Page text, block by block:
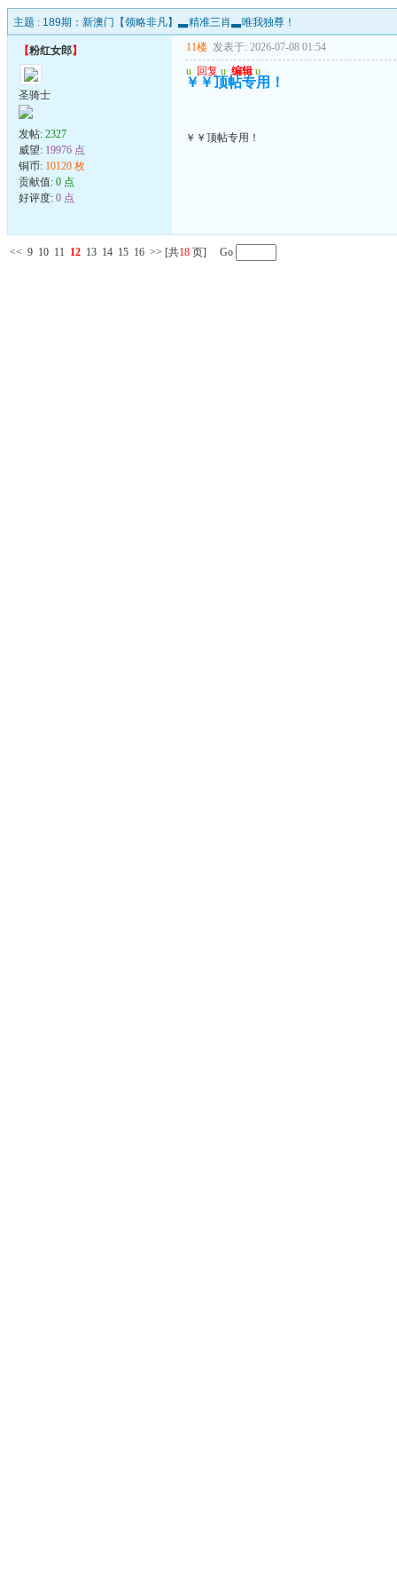
主题 : 189期：新澳门【领略非凡】▃精准三肖▃唯我独尊！
【粉红女郎】
圣骑士
发帖: 2327
威望: 19976 点
铜币: 10120 枚
贡献值: 0 点
好评度: 0 点
11楼 发表于: 2026-07-08 01:54
u 回复 u 编辑 u
￥￥顶帖专用！
￥￥顶帖专用！
<< 9 10 11 12 13 14 15 16 >> [共18 页] Go